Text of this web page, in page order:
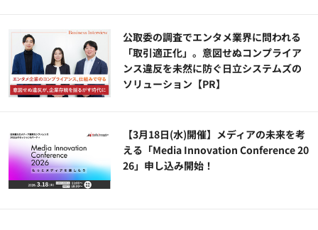
公​​取委の調査でエンタメ業界に問われる
「取引適正化」。意図せぬコンプライア
ンス違反を未然に防ぐ日立システムズの
ソリューション​【PR】
【3月18日(水)開催】メディアの未来を考
える「Media Innovation Conference 20
26」申し込み開始！